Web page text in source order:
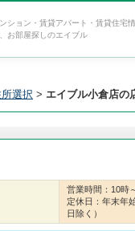
ション・賃貸アパート・賃貸住宅
お部屋探しのエイブル
選択 > エイブル小倉店の
営業時間：10時
定休日：年末年
日除く）